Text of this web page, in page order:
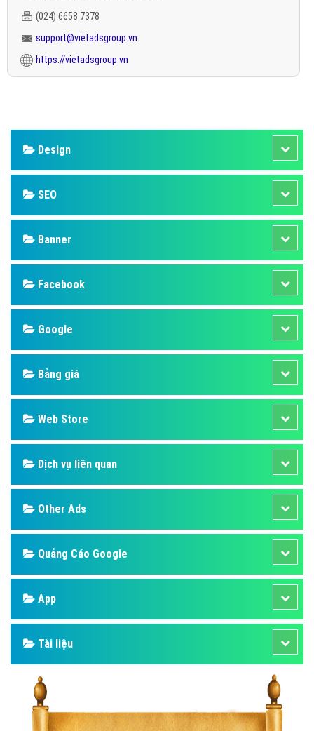
(024) 6658 7378
support@vietadsgroup.vn
https://vietadsgroup.vn
Design
SEO
Banner
Facebook
Google
Bảng giá